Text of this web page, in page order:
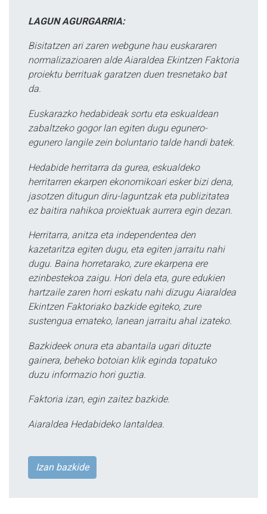
LAGUN AGURGARRIA:
Bisitatzen ari zaren webgune hau euskararen
normalizazioaren alde Aiaraldea Ekintzen Faktoria
proiektu berrituak garatzen duen tresnetako bat
da.
Euskarazko hedabideak sortu eta eskualdean
zabaltzeko gogor lan egiten dugu egunero-
egunero langile zein boluntario talde handi batek.
Hedabide herritarra da gurea, eskualdeko
herritarren ekarpen ekonomikoari esker bizi dena,
jasotzen ditugun diru-laguntzak eta publizitatea
ez baitira nahikoa proiektuak aurrera egin dezan.
Herritarra, anitza eta independentea den
kazetaritza egiten dugu, eta egiten jarraitu nahi
dugu. Baina horretarako, zure ekarpena ere
ezinbestekoa zaigu. Hori dela eta, gure edukien
hartzaile zaren horri eskatu nahi dizugu Aiaraldea
Ekintzen Faktoriako bazkide egiteko, zure
sustengua emateko, lanean jarraitu ahal izateko.
Bazkideek onura eta abantaila ugari dituzte
gainera, beheko botoian klik eginda topatuko
duzu informazio hori guztia.
Faktoria izan, egin zaitez bazkide.
Aiaraldea Hedabideko lantaldea.
Izan bazkide